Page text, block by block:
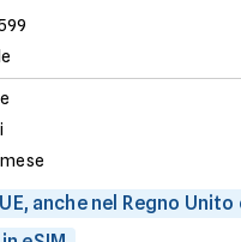
anche nel Regno Unito